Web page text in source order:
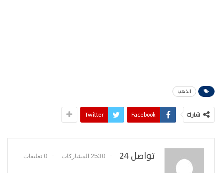
الذهب
شارك Facebook
Twitter
تواصل 24 2530 المشاركات 0 تعليقات